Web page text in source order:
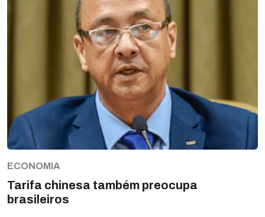
ECONOMIA
Tarifa chinesa também preocupa
brasileiros